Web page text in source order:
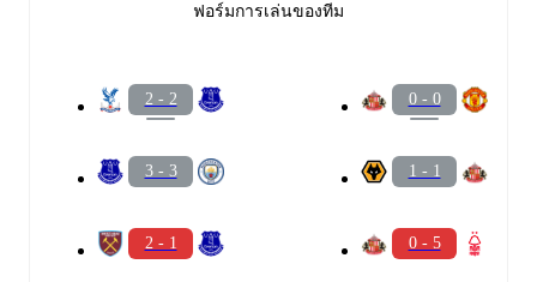
ฟอร์มการเล่นของทีม
2 - 2
3 - 3
2 - 1
0 - 0
1 - 1
0 - 5